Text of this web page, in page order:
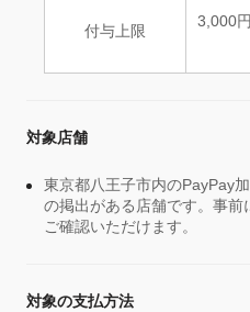
付与上限
3,000
対象店舗
東京都八王子市内のPayPay
の掲出がある店舗です。事前
ご確認いただけます。
対象の支払方法